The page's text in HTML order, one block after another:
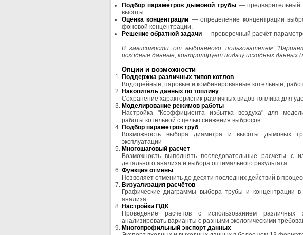
Подбор параметров дымовой трубы— предварительный
высоты.
Оценка концентрации — определение концентрации
фоновой концентрации.
Решение обратной задачи — проверочный расчёт
В зависимости от выбранного пользователем
исходные данные, контролирует подачу исходных данных
Опции и возможности
Поддержка различных типов котлов
Водогрейные, паровые и комбинированные котельные,
Накопитель данных по топливу
Сохранение характеристик различных видов топлива для
Моделирование режимов работы
Настройка "Коэффициента избытка воздуха" для
работы котельной с целью снижения выбросов
Подбор параметров труб
Возможность выбора диаметра и высоты дымовых
эксплуатации
Многошаговый расчет
Возможность выполнять последовательные расчеты с
детального анализа и выбора оптимального результата
Функция отмены
Позволяет отменить до десяти последних действий в
Визуализация расчётов
Графические диаграммы выбора трубы и концентрации
анализа
Настройки ПДК
Проведение расчетов с использованием
анализировать варианты с разными экологическими
Многопрофильный экспорт данных